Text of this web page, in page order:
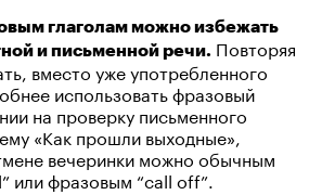
глаголам можно избежать
и письменной речи. Повторяя
вместо уже употребленного
использовать фразовый
на проверку письменного
«Как прошли выходные»,
вечеринки можно обычным
или фразовым “call off”.